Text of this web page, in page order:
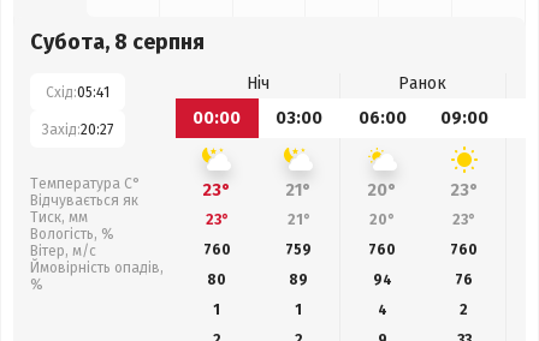
Субота, 8 серпня
Схід:05:41
Захід:20:27
Температура С°
Відчувається як
Тиск, мм
Вологість, %
Вітер, м/с
Ймовірність опадів,
%
Ніч
Ранок
00:00
03:00 06:00 09:00
23° 21° 20° 23°
23° 21° 20° 23°
760
759 760 760
80
89 94 76
1
1 4
2